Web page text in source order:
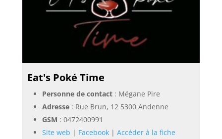
Eat's Poké Time
Personne de contact: Mégane Pire
Adresse: Rue Brun, 12 5300 Andenne
GSM : 0472400991
Site web | Facebook| Accéder à la fiche